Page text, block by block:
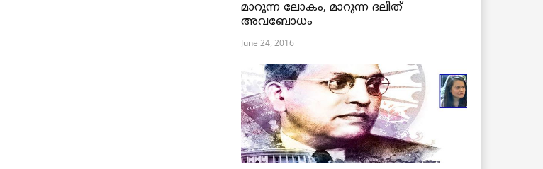
മാറുന്ന ലോകം, മാറുന്ന ദലിത്
അവബോധം
June 24, 2016